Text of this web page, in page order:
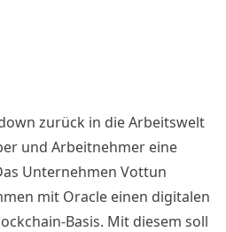
zurück in die Arbeitswelt
und Arbeitnehmer eine
Unternehmen Vottun
mit Oracle einen digitalen
-Basis. Mit diesem soll